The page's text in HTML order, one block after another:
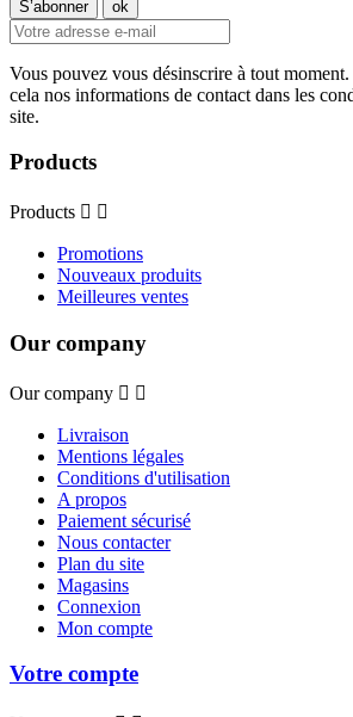
Vous pouvez vous désinscrire à tout
cela nos informations de contact dans les
site.
Products
Products  
Promotions
Nouveaux produits
Meilleures ventes
Our company
Our company  
Livraison
Mentions légales
Conditions d'utilisation
A propos
Paiement sécurisé
Nous contacter
Plan du site
Magasins
Connexion
Mon compte
Votre compte